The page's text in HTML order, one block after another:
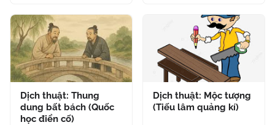
Dịch thuật: Thung
dung bất bách (Quốc
học điển cố)
Dịch thuật: Mộc tượng
(Tiếu lâm quảng kí)